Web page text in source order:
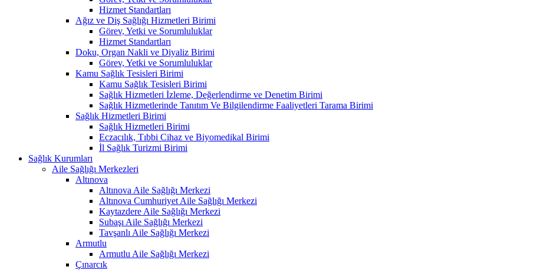
Hizmet Standartları
Ağız ve Diş Sağlığı Hizmetleri Birimi
Görev, Yetki ve Sorumluluklar
Hizmet Standartları
Doku, Organ Nakli ve Diyaliz Birimi
Görev, Yetki ve Sorumluluklar
Kamu Sağlık Tesisleri Birimi
Kamu Sağlık Tesisleri Birimi
Sağlık Hizmetleri İzleme, Değerlendirme ve Denetim Birimi
Sağlık Hizmetlerinde Tanıtım Ve Bilgilendirme Faaliyetleri Tarama Birimi
Sağlık Hizmetleri Birimi
Sağlık Hizmetleri Birimi
Eczacılık, Tıbbi Cihaz ve Biyomedikal Birimi
İl Sağlık Turizmi Birimi
Sağlık Kurumları
Aile Sağlığı Merkezleri
Altınova
Altınova Aile Sağlığı Merkezi
Altınova Cumhuriyet Aile Sağlığı Merkezi
Kaytazdere Aile Sağlığı Merkezi
Subaşı Aile Sağlığı Merkezi
Tavşanlı Aile Sağlığı Merkezi
Armutlu
Armutlu Aile Sağlığı Merkezi
Çınarcık